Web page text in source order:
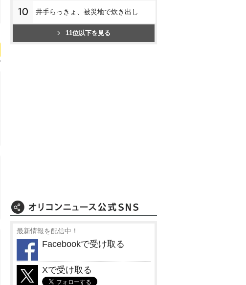
10 井手らっきょ、被災地で炊き出し
11位以下を見る
最新情報を配信中！
Facebookで受け取る
Xで受け取る